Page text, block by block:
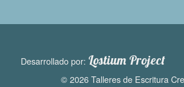
Desarrollado por: Lostium Project
© 2026 Talleres de Escritura